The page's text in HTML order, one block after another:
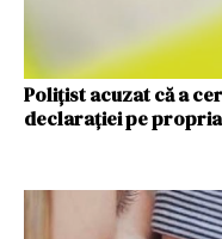
Polițist acuzat că a
declarației pe